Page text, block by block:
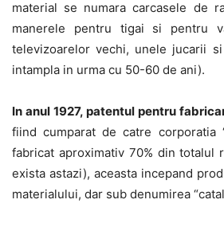
material se numara carcasele de
manerele pentru tigai si pentru
televizoarelor vechi, unele jucarii
intampla in urma cu 50-60 de ani).
In anul 1927, patentul pentru
fiind cumparat de catre corporatia
fabricat aproximativ 70% din totalul
exista astazi), aceasta incepand
materialului, dar sub denumirea